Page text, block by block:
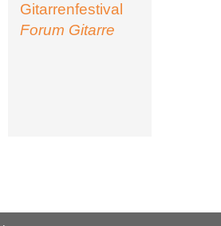
Gitarrenfestival
Forum Gitarre